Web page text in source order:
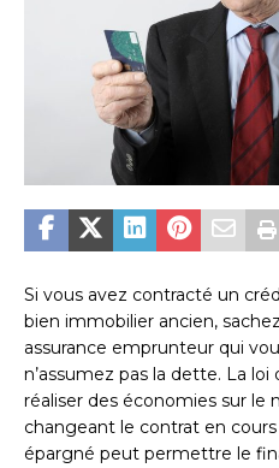
Si vous avez contracté un
bien immobilier ancien,
assurance emprunteur qui
n’assumez pas la dette. La
réaliser des économies sur le
changeant le contrat en
épargné peut permettre le